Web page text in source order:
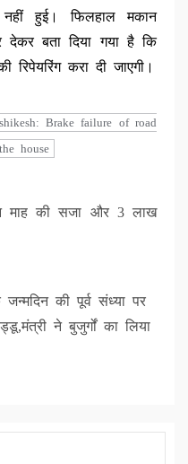
हुई। फिलहाल मकान
बता दिया गया है कि
रिपेयरिंग करा दी जाएगी।
Brake failure of road
house
माह की सजा और 3 लाख
की पूर्व संध्या पर
ने बुजुर्गों का लिया